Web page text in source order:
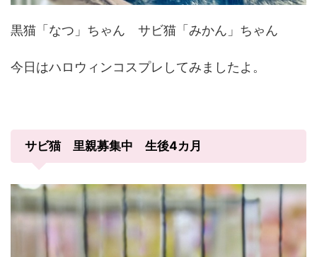
黒猫「なつ」ちゃん サビ猫「みかん」ちゃん
今日はハロウィンコスプレしてみましたよ。
サビ猫 里親募集中 生後4カ月